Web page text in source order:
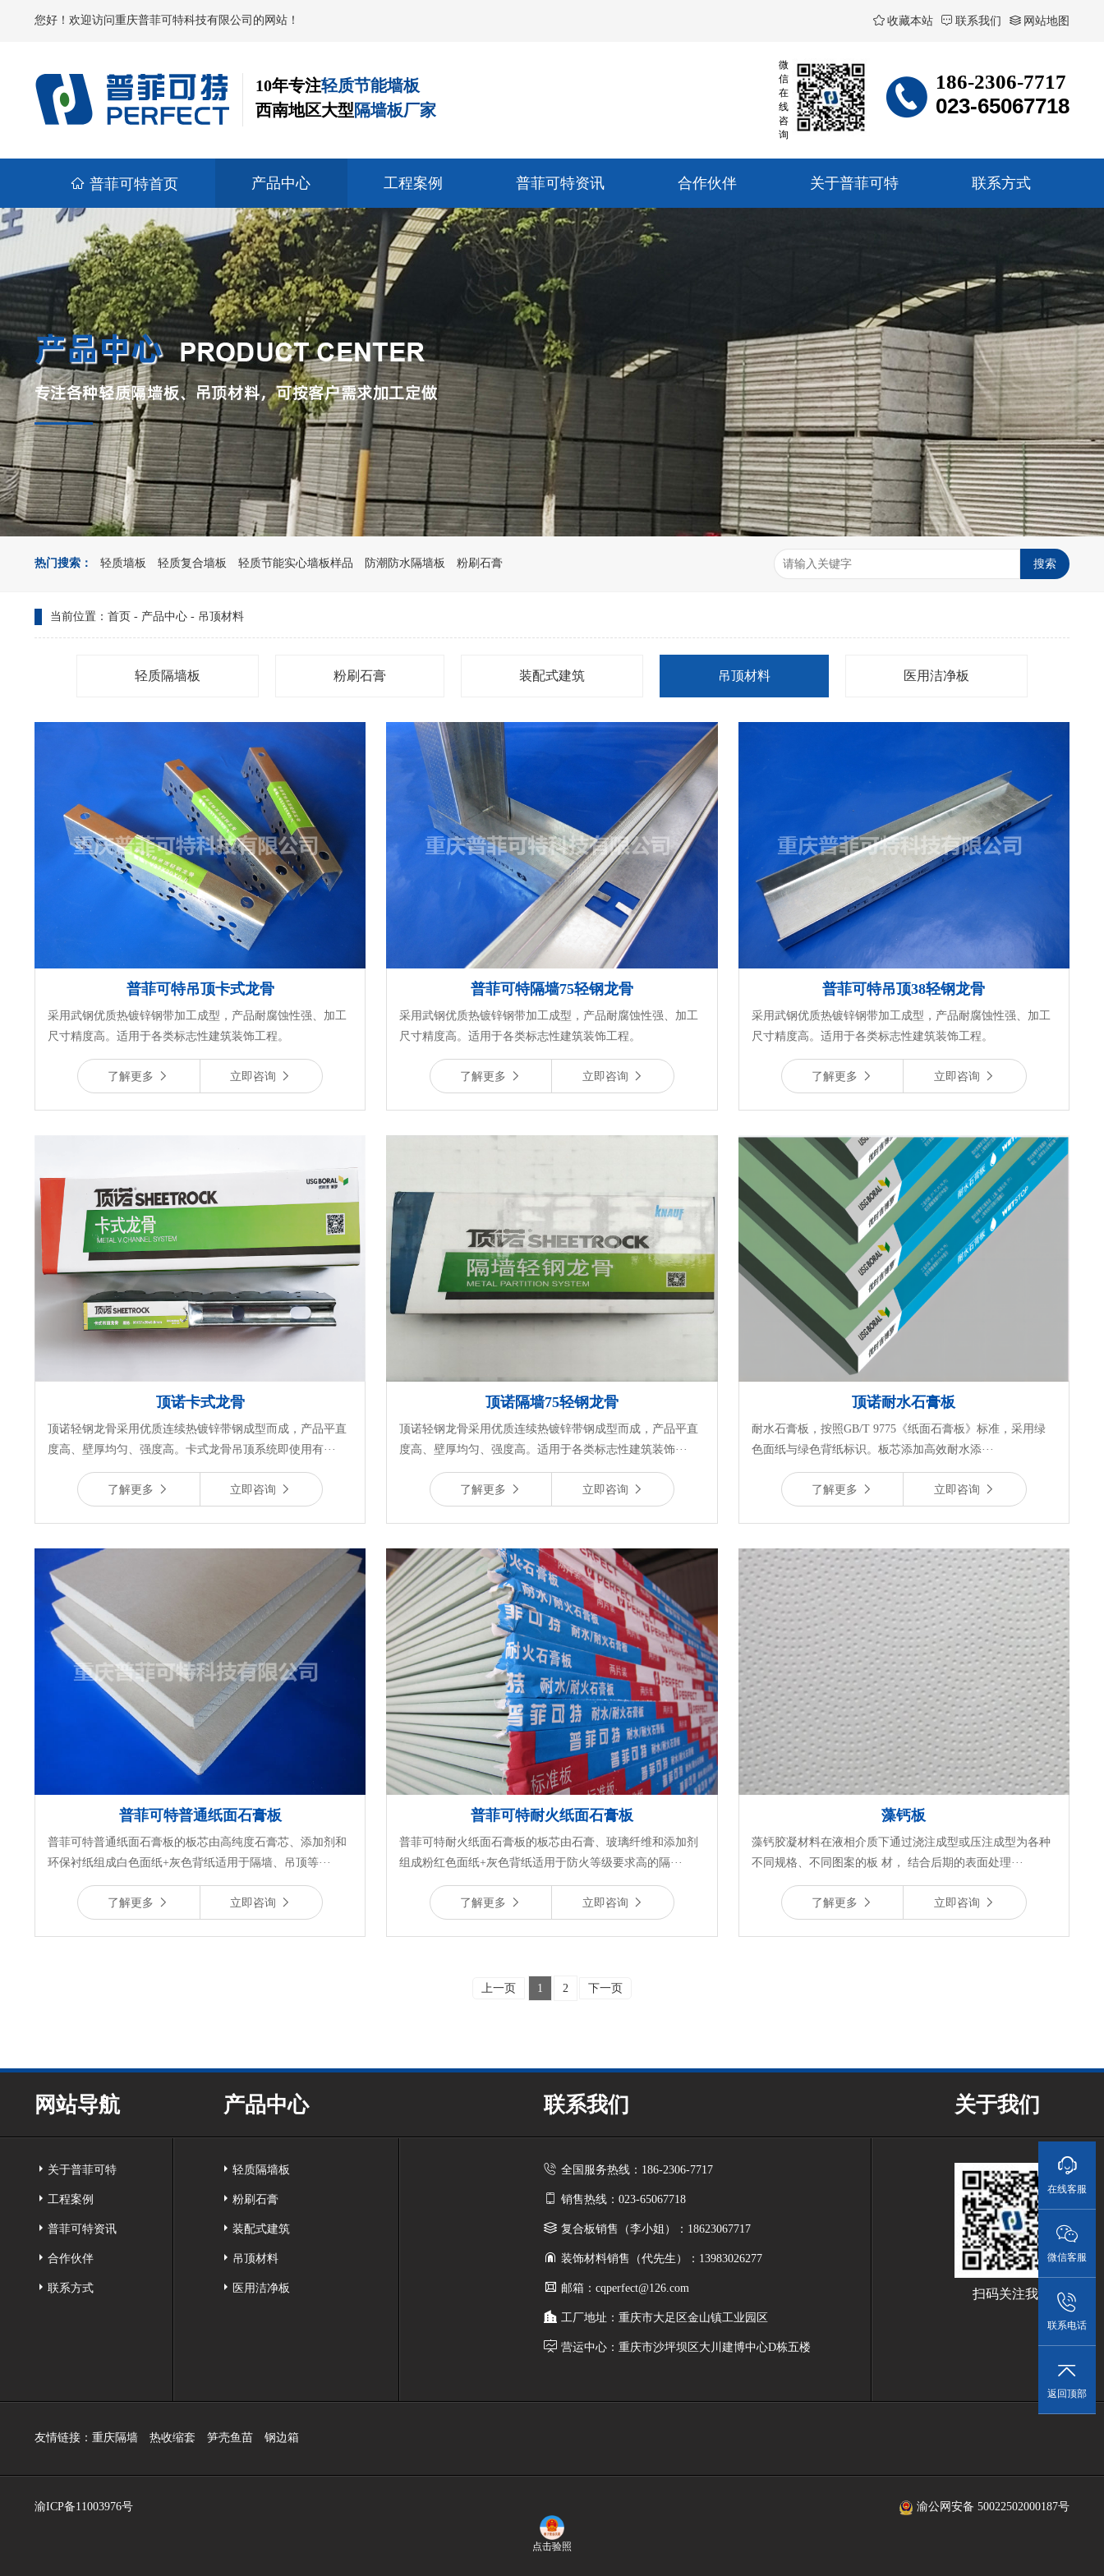
您好！欢迎访问重庆普菲可特科技有限公司的网站！ 收藏本站 联系我们 网站地图
10年专注轻质节能墙板
西南地区大型隔墙板厂家
186-2306-7717
023-65067718
微
信
在
线
咨
询
普菲可特首页 产品中心 工程案例 普菲可特资讯 合作伙伴 关于普菲可特 联系方式
热门搜索： 轻质墙板 轻质复合墙板 轻质节能实心墙板样品 防潮防水隔墙板 粉刷石膏
当前位置： 首页 - 产品中心 - 吊顶材料
轻质隔墙板 粉刷石膏 装配式建筑 吊顶材料 医用洁净板
普菲可特吊顶卡式龙骨
采用武钢优质热镀锌钢带加工成型，产品耐腐蚀性强、加工
尺寸精度高。适用于各类标志性建筑装饰工程。
了解更多 立即咨询
普菲可特隔墙75轻钢龙骨
采用武钢优质热镀锌钢带加工成型，产品耐腐蚀性强、加工
尺寸精度高。适用于各类标志性建筑装饰工程。
了解更多 立即咨询
普菲可特吊顶38轻钢龙骨
采用武钢优质热镀锌钢带加工成型，产品耐腐蚀性强、加工
尺寸精度高。适用于各类标志性建筑装饰工程。
了解更多 立即咨询
顶诺卡式龙骨
顶诺轻钢龙骨采用优质连续热镀锌带钢成型而成，产品平直
度高、壁厚均匀、强度高。卡式龙骨吊顶系统即使用有···
了解更多 立即咨询
顶诺隔墙75轻钢龙骨
顶诺轻钢龙骨采用优质连续热镀锌带钢成型而成，产品平直
度高、壁厚均匀、强度高。适用于各类标志性建筑装饰···
了解更多 立即咨询
顶诺耐水石膏板
耐水石膏板，按照GB/T 9775《纸面石膏板》标准，采用绿
色面纸与绿色背纸标识。板芯添加高效耐水添···
了解更多 立即咨询
普菲可特普通纸面石膏板
普菲可特普通纸面石膏板的板芯由高纯度石膏芯、添加剂和
环保衬纸组成白色面纸+灰色背纸适用于隔墙、吊顶等···
了解更多 立即咨询
普菲可特耐火纸面石膏板
普菲可特耐火纸面石膏板的板芯由石膏、玻璃纤维和添加剂
组成粉红色面纸+灰色背纸适用于防火等级要求高的隔···
了解更多 立即咨询
藻钙板
藻钙胶凝材料在液相介质下通过浇注成型或压注成型为各种
不同规格、不同图案的板 材， 结合后期的表面处理···
了解更多 立即咨询
上一页 1 2 下一页
网站导航 产品中心 联系我们 关于我们
关于普菲可特
工程案例
普菲可特资讯
合作伙伴
联系方式
轻质隔墙板
粉刷石膏
装配式建筑
吊顶材料
医用洁净板
全国服务热线：186-2306-7717
销售热线：023-65067718
复合板销售（李小姐）：18623067717
装饰材料销售（代先生）：13983026277
邮箱：cqperfect@126.com
工厂地址：重庆市大足区金山镇工业园区
营运中心：重庆市沙坪坝区大川建博中心D栋五楼
扫码关注我们
友情链接： 重庆隔墙 热收缩套 笋壳鱼苗 钢边箱
渝ICP备11003976号 渝公网安备 50022502000187号
点击验照
在线客服
微信客服
联系电话
返回顶部